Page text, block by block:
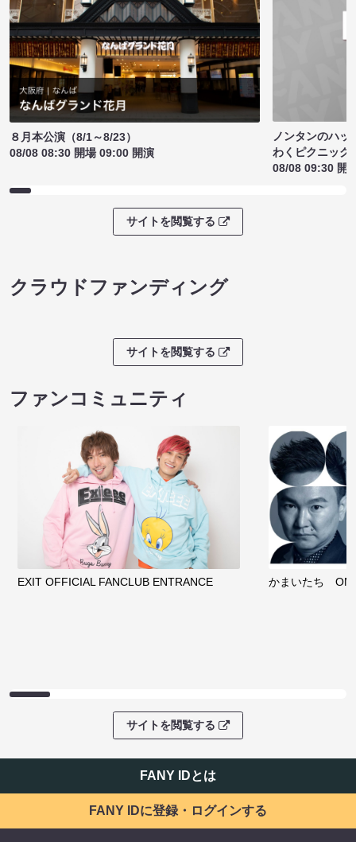
８月本公演（8/1～8/23）
08/08 08:30 開場 09:00 開演
ノンタンのハッ
わくピクニック
08/08 09:30 開
サイトを閲覧する
クラウドファンディング
サイトを閲覧する
ファンコミュニティ
EXIT OFFICIAL FANCLUB ENTRANCE かまいたち
サイトを閲覧する
FANY IDとは
FANY IDに登録・ログインする